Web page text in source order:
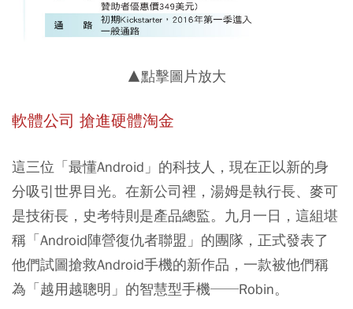
▲點擊圖片放大
軟體公司 搶進硬體淘金
這三位「最懂Android」的科技人，現在正以新的身
分吸引世界目光。在新公司裡，湯姆是執行長、麥可
是技術長，史考特則是產品總監。九月一日，這組堪
稱「Android陣營復仇者聯盟」的團隊，正式發表了
他們試圖搶救Android手機的新作品，一款被他們稱
為「越用越聰明」的智慧型手機──Robin。